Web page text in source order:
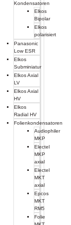
Kondensatoren
Elkos
Bipolar
Elkos
polarisiert
Panasonic
Low ESR
Elkos
Subminiatur
Elkos Axial
LV
Elkos Axial
HV
Elkos
Radial HV
Folienkondensatoren
Audiophiler
MKP
Electel
MKP
axial
Electel
MKT
axial
Epcos
MKT
RM5
Folie